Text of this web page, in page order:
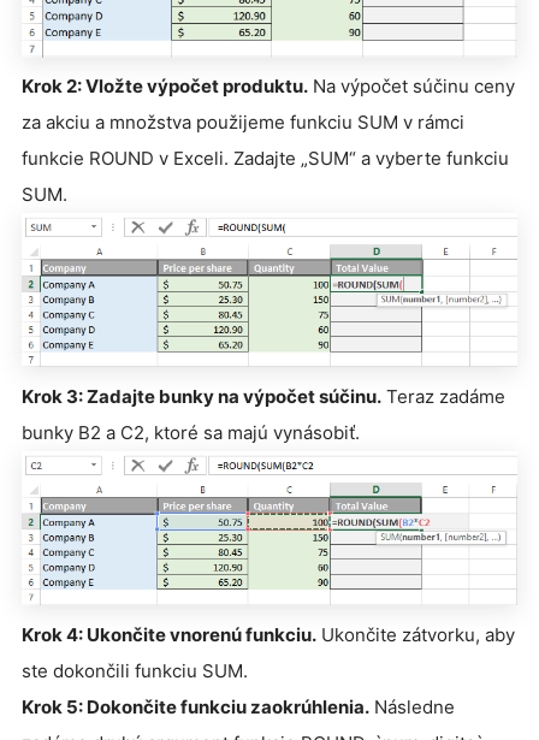
Krok 2: Vložte výpočet produktu. Na výpočet súčinu ceny
za akciu a množstva použijeme funkciu SUM v rámci
funkcie ROUND v Exceli. Zadajte „SUM“ a vyberte funkciu
SUM.
Krok 3: Zadajte bunky na výpočet súčinu. Teraz zadáme
bunky B2 a C2, ktoré sa majú vynásobiť.
Krok 4: Ukončite vnorenú funkciu. Ukončite zátvorku, aby
ste dokončili funkciu SUM.
Krok 5: Dokončite funkciu zaokrúhlenia. Následne